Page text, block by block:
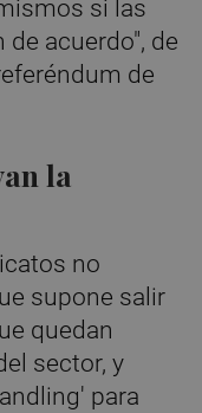
si las
acuerdo", de
de
la
no
supone salir
quedan
sector, y
para